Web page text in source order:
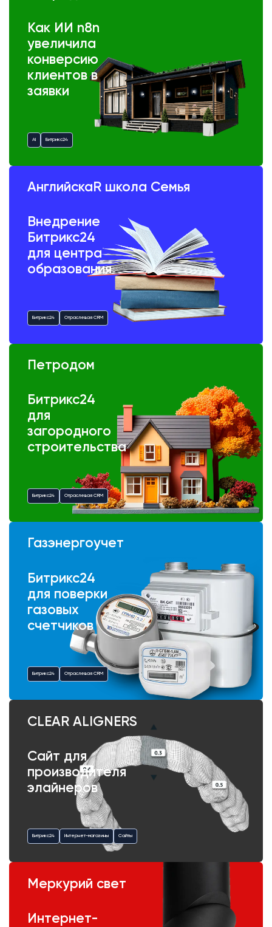
Как ИИ n8n
увеличила
конверсию
клиентов в
заявки
AI Битрикс24
АнглийскаR школа Семья
Внедрение
Битрикс24
для центра
образования
Битрикс24 Отраслевая CRM
Петродом
Битрикс24
для
загородного
строительства
Битрикс24 Отраслевая CRM
Газэнергоучет
Битрикс24
для поверки
газовых
счетчиков
Битрикс24 Отраслевая CRM
CLEAR ALIGNERS
Сайт для
производителя
элайнеров
Битрикс24 Интернет-магазины Сайты
Меркурий свет
Интернет-